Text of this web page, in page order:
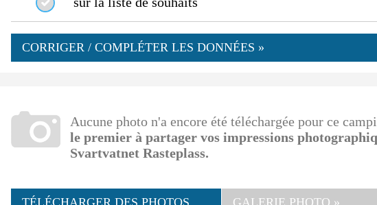
CORRIGER / COMPLÉTER LES DONNÉES »
Aucune photo n'a encore été téléchargée pour ce
le premier à partager vos impressions
Svartvatnet Rasteplass.